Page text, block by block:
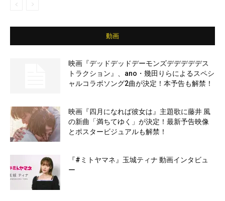
動画
映画『デッドデッドデーモンズデデデデデス
トラクション』、ano・幾田りらによるスペシ
ャルコラボソング2曲が決定！本予告も解禁！
映画『四月になれば彼女は』主題歌に藤井 風
の新曲「満ちてゆく」が決定！最新予告映像
とポスタービジュアルも解禁！
『#ミトヤマネ』玉城ティナ 動画インタビュ
ー